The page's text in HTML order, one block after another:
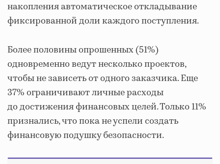
накопления автоматическое откладывание
фиксированной доли каждого поступления.
Более половины опрошенных (51%)
одновременно ведут несколько проектов,
чтобы не зависеть от одного заказчика. Еще
37% ограничивают личные расходы
до достижения финансовых целей. Только 11%
признались, что пока не успели создать
финансовую подушку безопасности.